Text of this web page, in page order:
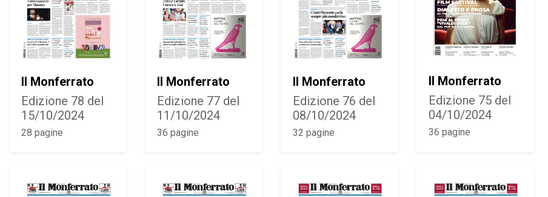
Il Monferrato
Edizione 78 del
15/10/2024
28 pagine
Il Monferrato
Edizione 77 del
11/10/2024
36 pagine
Il Monferrato
Edizione 76 del
08/10/2024
32 pagine
Il Monferrato
Edizione 75 del
04/10/2024
36 pagine